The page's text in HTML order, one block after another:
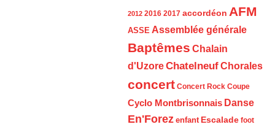
2012 2016 2017 accordéon AFM
ASSE Assemblée générale
Baptêmes Chalain
d'UzoreChatelneufChorales
concert Concert Rock Coupe
Cyclo Montbrisonnais Danse
En'Forez enfant Escalade foot